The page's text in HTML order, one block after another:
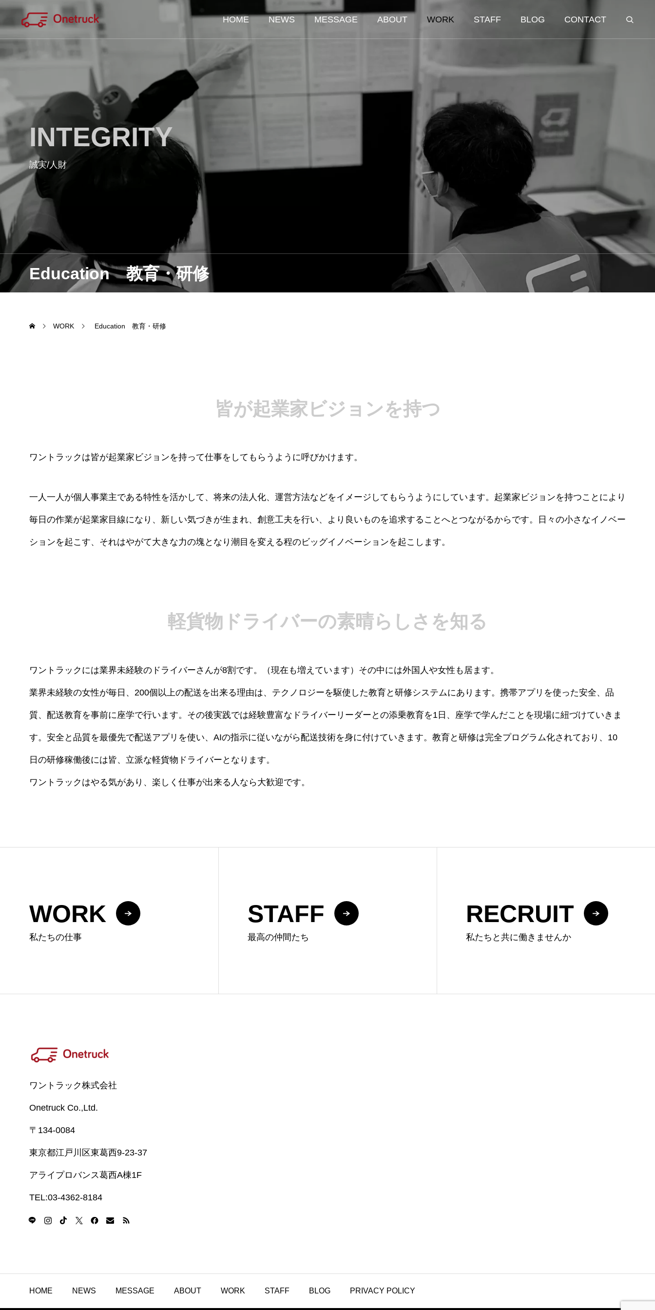
HOME NEWS MESSAGE ABOUT WORK STAFF BLOG CONTACT
WORK
あたりまえで欠かせない存在で在りた
QUALITY
Last one mile 配送
Quality 品質
安全
INTEGRITY
誠実/人財
Education 教育・研修
Engagement 信頼関係
OFC / Onetruck Fishing Club 2月3日 節分祭
2026.02.11
1月24日 亀戸天神 鷽替え神事 1月21日 だるま様目入れ式
2026.02.11
Education 教育・研修
INTEGRITY
誠実/人財
WORK Education 教育・研修
皆が起業家ビジョンを持つ
ワントラックは皆が起業家ビジョンを持って仕事をしてもらうように呼びかけます。
一人一人が個人事業主である特性を活かして、将来の法人化、運営方法などをイメージしてもらうようにしています。起業家ビジョンを持つことにより
毎日の作業が起業家目線になり、新しい気づきが生まれ、創意工夫を行い、より良いものを追求することへとつながるからです。日々の小さなイノベー
ションを起こす、それはやがて大きな力の塊となり潮目を変える程のビッグイノベーションを起こします。
軽貨物ドライバーの素晴らしさを知る
ワントラックには業界未経験のドライバーさんが8割です。（現在も増えています）その中には外国人や女性も居ます。
業界未経験の女性が毎日、200個以上の配送を出来る理由は、テクノロジーを駆使した教育と研修システムにあります。携帯アプリを使った安全、品
質、配送教育を事前に座学で行います。その後実践では経験豊富なドライバーリーダーとの添乗教育を1日、座学で学んだことを現場に紐づけていきま
す。安全と品質を最優先で配送アプリを使い、AIの指示に従いながら配送技術を身に付けていきます。教育と研修は完全プログラム化されており、10
日の研修稼働後には皆、立派な軽貨物ドライバーとなります。
ワントラックはやる気があり、楽しく仕事が出来る人なら大歓迎です。
WORK
私たちの仕事
STAFF
最高の仲間たち
RECRUIT
私たちと共に働きませんか
ワントラック株式会社
Onetruck Co.,Ltd​​​.
〒134-0084
東京都江戸川区東葛西9-23-37
アライプロバンス葛西A棟1F
TEL:03-4362-8184
HOME NEWS MESSAGE ABOUT WORK STAFF BLOG PRIVACY POLICY